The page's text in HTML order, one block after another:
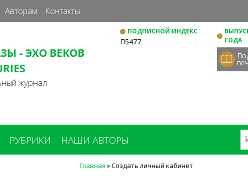
к
основному
Авторам Контакты
- ЭХО ВЕКОВ
журнал
ПОДПИСНОЙ ИНДЕКС
П5477
ГОДА
РУБРИКИ НАШИ АВТОРЫ
Главная »Создать личный кабинет